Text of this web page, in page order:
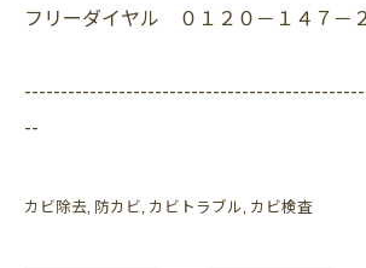
フリーダイヤル ０１２０－１４７－
--
カビ除去 防カビ カビトラブル カビ検査